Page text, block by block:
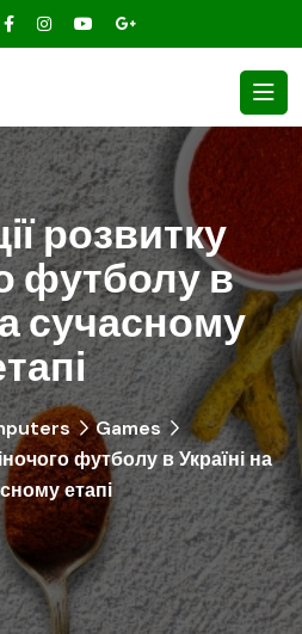
розвитку
футболу в
сучасному
Games
футболу в Україні на
етапі